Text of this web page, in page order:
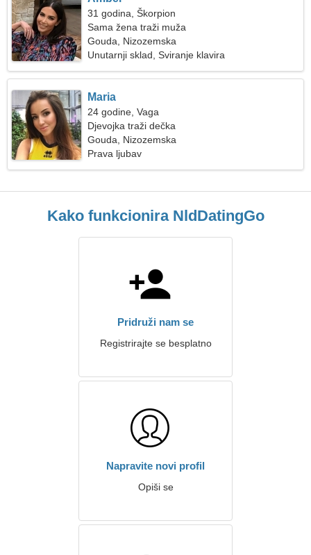
31 godina, Škorpion
Sama žena traži muža
Gouda, Nizozemska
Unutarnji sklad, Sviranje klavira
Maria
24 godine, Vaga
Djevojka traži dečka
Gouda, Nizozemska
Prava ljubav
Kako funkcionira NldDatingGo
Pridruži nam se
Registrirajte se besplatno
Napravite novi profil
Opiši se